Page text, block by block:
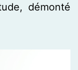
démonté